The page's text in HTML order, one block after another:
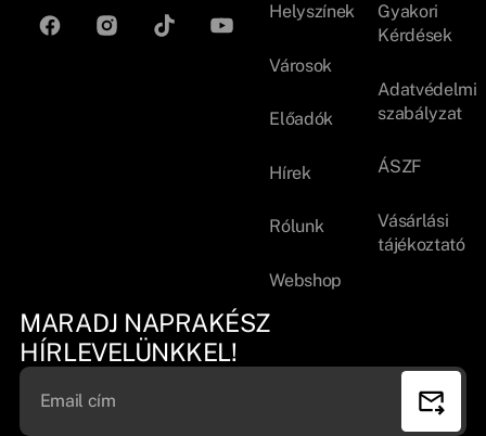
Helyszínek
Városok
Előadók
Hírek
Rólunk
Webshop
Gyakori
Kérdések
Adatvédelmi
szabályzat
ÁSZF
Vásárlási
tájékoztató
MARADJ NAPRAKÉSZ
HÍRLEVELÜNKKEL!